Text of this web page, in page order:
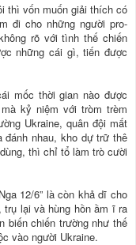
thì vốn muốn giải thích có
đi cho những người pro-
rõ với tình thế chiến
những cái gì, tiến được
mốc thời gian nào được
kỷ niệm với tròm trèm
Ukraine, quân đội mất
nhau, kho dự trữ thê
thì chỉ tổ làm trò cười
12/6” là còn khả dĩ cho
trụ lại và hùng hồn ầm ĩ ra
biến chiến trường như thế
vào người Ukraine.